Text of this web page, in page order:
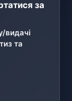
за
видачі
та